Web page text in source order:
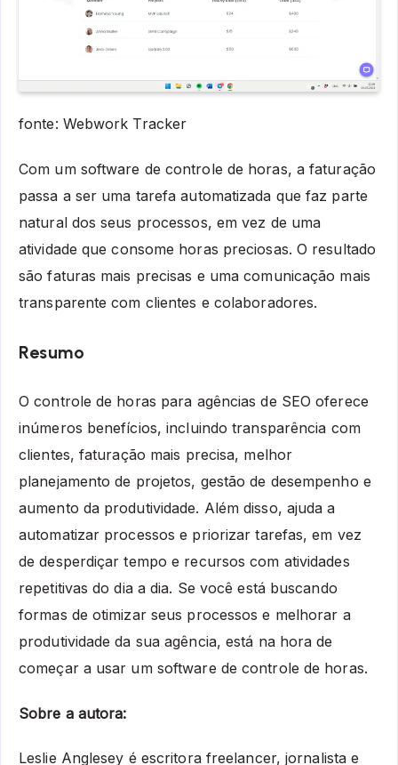
fonte: Webwork Tracker
Com um software de controle de horas, a faturação
passa a ser uma tarefa automatizada que faz parte
natural dos seus processos, em vez de uma
atividade que consome horas preciosas. O resultado
são faturas mais precisas e uma comunicação mais
transparente com clientes e colaboradores.
Resumo
O controle de horas para agências de SEO oferece
inúmeros benefícios, incluindo transparência com
clientes, faturação mais precisa, melhor
planejamento de projetos, gestão de desempenho e
aumento da produtividade. Além disso, ajuda a
automatizar processos e priorizar tarefas, em vez
de desperdiçar tempo e recursos com atividades
repetitivas do dia a dia. Se você está buscando
formas de otimizar seus processos e melhorar a
produtividade da sua agência, está na hora de
começar a usar um software de controle de horas.
Sobre a autora:
Leslie Anglesey é escritora freelancer, jornalista e